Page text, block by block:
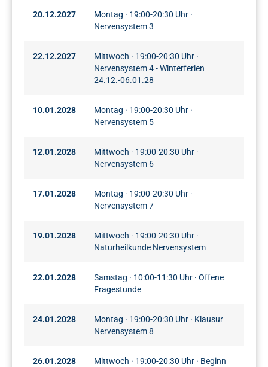
20.12.2027
Montag · 19:00-20:30 Uhr ·
Nervensystem 3
22.12.2027
Mittwoch · 19:00-20:30 Uhr ·
Nervensystem 4 - Winterferien
24.12.-06.01.28
10.01.2028
Montag · 19:00-20:30 Uhr ·
Nervensystem 5
12.01.2028
Mittwoch · 19:00-20:30 Uhr ·
Nervensystem 6
17.01.2028
Montag · 19:00-20:30 Uhr ·
Nervensystem 7
19.01.2028
Mittwoch · 19:00-20:30 Uhr ·
Naturheilkunde Nervensystem
22.01.2028
Samstag · 10:00-11:30 Uhr · Offene
Fragestunde
24.01.2028
Montag · 19:00-20:30 Uhr · Klausur
Nervensystem 8
26.01.2028
Mittwoch · 19:00-20:30 Uhr · Beginn